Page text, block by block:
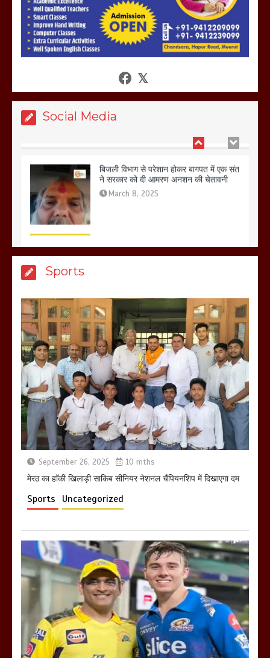
Social Media
आखिर क्यों जैनुल सालीकिन को शहर काजी नहीं
शफीकुर्रहमान रहमान ने
ने सरकार को दी आमरण अनशन की चेतावनी
March 8, 2025
होलिका रखने पर लात मार कर होलिका को किया
तहस नहस,मोहल्ले वालों के साथ की गई गाली
गलोच ,कहा अगर रखी गई होली तो होगा खून
खराबा,
March 11, 2025
Sports
September 26, 2025 10 mths
मेरठ का हाॅकी खिलाड़ी साकिब सीनियर नेशनल चैंपियनशिप में दिखाएगा दम
Sports Uncategorized